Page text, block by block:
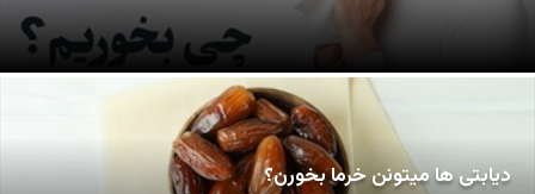
دیابتی ها میتونن خرما بخورن؟